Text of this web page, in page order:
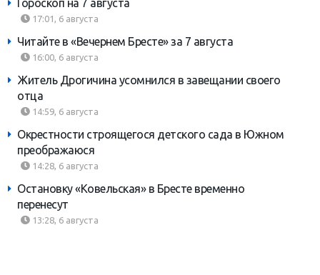
Гороскоп на 7 августа
17:01, 6 августа
Читайте в «Вечернем Бресте» за 7 августа
16:00, 6 августа
Житель Дрогичина усомнился в завещании своего
отца
14:59, 6 августа
Окрестности строящегося детского сада в Южном
преображаюся
14:28, 6 августа
Остановку «Ковельская» в Бресте временно
перенесут
13:28, 6 августа